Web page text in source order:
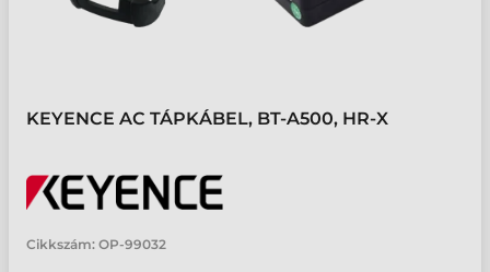
KEYENCE AC TÁPKÁBEL, BT-A500, HR-X
Cikkszám: OP-99032